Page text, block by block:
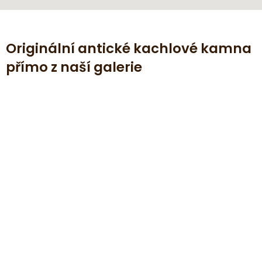
Originální antické kachlové kamna
přímo z naší galerie